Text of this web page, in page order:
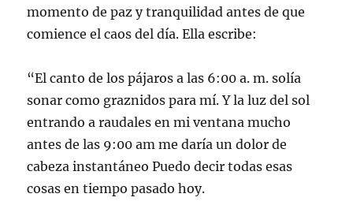
momento de paz y tranquilidad antes de que
comience el caos del día. Ella escribe:
“El canto de los pájaros a las 6:00 a. m. solía
sonar como graznidos para mí. Y la luz del sol
entrando a raudales en mi ventana mucho
antes de las 9:00 am me daría un dolor de
cabeza instantáneo Puedo decir todas esas
cosas en tiempo pasado hoy.